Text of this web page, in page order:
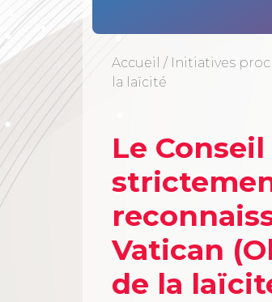
Accueil / Initiatives
la laïcité
Le
Vatican
de la